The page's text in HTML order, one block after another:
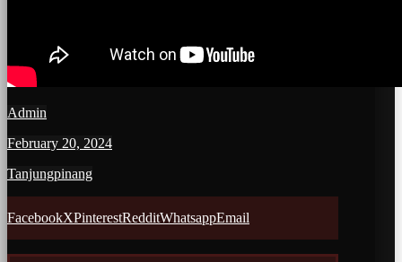
Admin
February 20, 2024
Tanjungpinang
FacebookXPinterestRedditWhatsappEmail